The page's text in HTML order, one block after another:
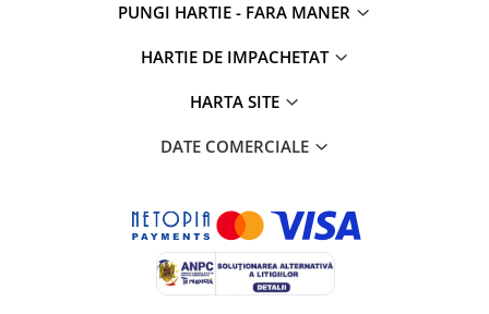
PUNGI HARTIE - FARA MANER
HARTIE DE IMPACHETAT
HARTA SITE
DATE COMERCIALE